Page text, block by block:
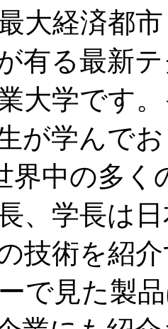
大経済都
有る最新
大学です
が学んで
界中の多
、学長は
技術を紹
で見た製